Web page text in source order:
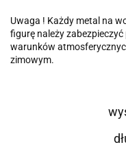
Uwaga ! Każdy metal na
figurę należy
warunków
zimowym.